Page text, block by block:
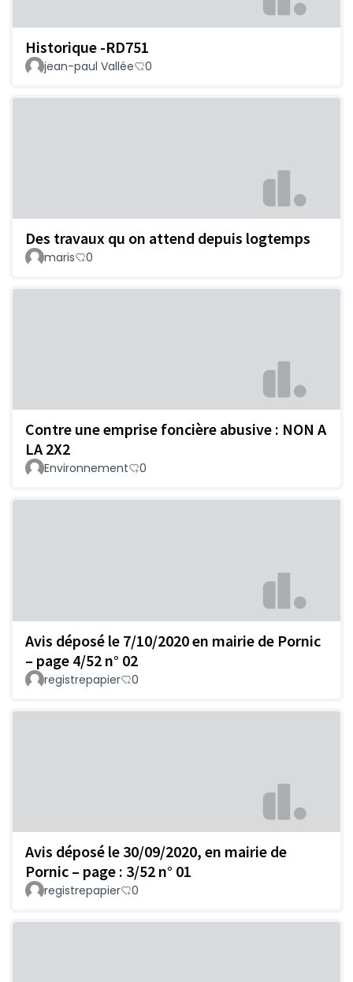
Historique -RD751
jean-paul Vallée 0
Des travaux qu on attend depuis logtemps
maris 0
Contre une emprise foncière abusive : NON A
LA 2X2
Environnement 0
Avis déposé le 7/10/2020 en mairie de Pornic
– page 4/52 n° 02
registrepapier 0
Avis déposé le 30/09/2020, en mairie de
Pornic – page : 3/52 n° 01
registrepapier 0